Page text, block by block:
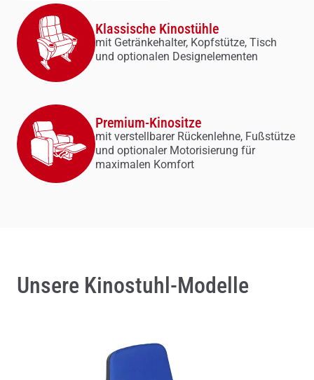
Klassische Kinostühle
mit Getränkehalter, Kopfstütze, Tisch
und optionalen Designelementen
Premium-Kinositze
mit verstellbarer Rückenlehne, Fußstütze
und optionaler Motorisierung für
maximalen Komfort
Unsere Kinostuhl-Modelle